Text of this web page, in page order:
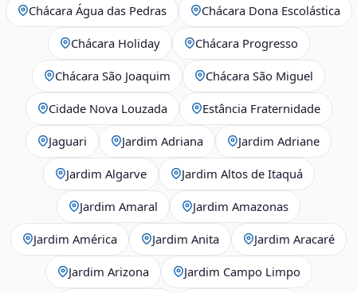
Chácara Água das Pedras Chácara Dona Escolástica
Chácara Holiday Chácara Progresso
Chácara São Joaquim Chácara São Miguel
Cidade Nova Louzada Estância Fraternidade
Jaguari Jardim Adriana Jardim Adriane
Jardim Algarve Jardim Altos de Itaquá
Jardim Amaral Jardim Amazonas
Jardim América Jardim Anita Jardim Aracaré
Jardim Arizona Jardim Campo Limpo